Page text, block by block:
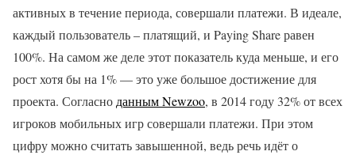
активных в течение периода, совершали платежи. В идеале,
каждый пользователь – платящий, и Paying Share равен
100%. На самом же деле этот показатель куда меньше, и его
рост хотя бы на 1% — это уже большое достижение для
проекта. Согласно данным Newzoo, в 2014 году 32% от всех
игроков мобильных игр совершали платежи. При этом
цифру можно считать завышенной, ведь речь идёт о